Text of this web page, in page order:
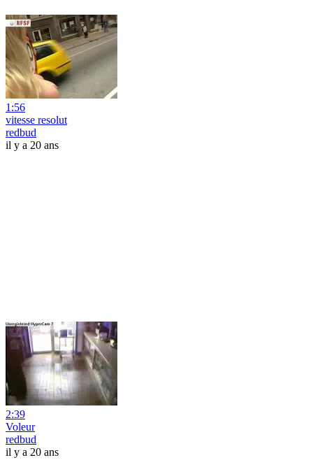
1:56
vitesse resolut
redbud
il y a 20 ans
2:39
Voleur
redbud
il y a 20 ans